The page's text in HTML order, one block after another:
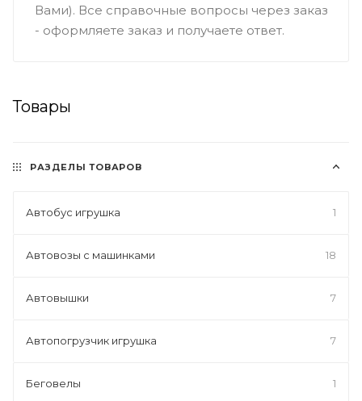
Вами). Все справочные вопросы через заказ
- оформляете заказ и получаете ответ.
Товары
РАЗДЕЛЫ ТОВАРОВ
Автобус игрушка 1
Автовозы с машинками 18
Автовышки 7
Автопогрузчик игрушка 7
Беговелы 1